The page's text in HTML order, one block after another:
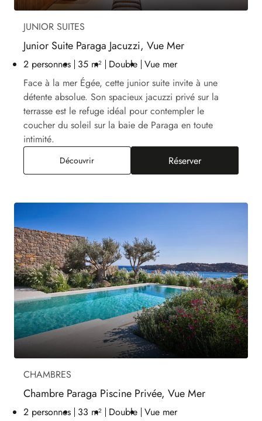
JUNIOR SUITES
Junior Suite Paraga Jacuzzi, Vue Mer
2 personnes 35 m² Double Vue mer
Face à la mer Égée, cette junior suite invite à une
détente absolue. Son spacieux jacuzzi privé sur la
terrasse est le refuge idéal pour contempler le
coucher du soleil sur la baie de Paraga en toute
intimité.
DécouvrirJunior Suite Paraga Jacuzzi, Vue Mer
Réserver
CHAMBRES
Chambre Paraga Piscine Privée, Vue Mer
2 personnes 33 m² Double Vue mer